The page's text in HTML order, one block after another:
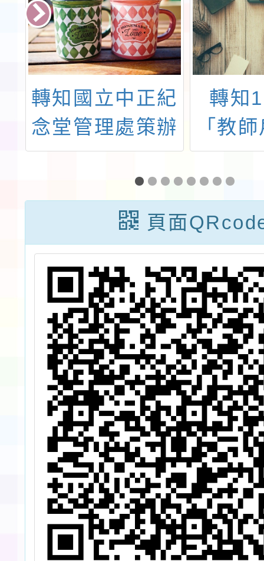
轉知國立中正紀
念堂管理處策辦
「民主小將－臺
灣言論自由之
路」推廣活動一
案
轉知
「教
知能
EMT-
技術
頁面